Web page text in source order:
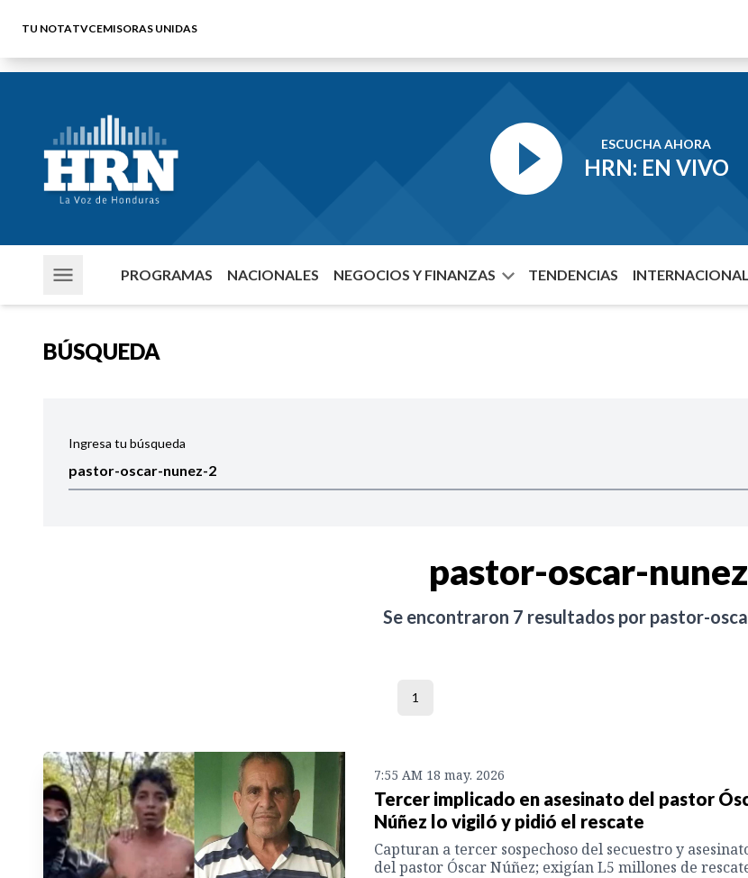
TU NOTATVCEMISORAS UNIDAS
ESCUCHA AHORA
HRN: EN VIVO
PROGRAMAS NACIONALES NEGOCIOS Y FINANZAS TENDENCIAS
BÚSQUEDA
Ingresa tu búsqueda
pastor-oscar-
Se encontraron 7 resultados por pastor-
1
7:55 AM 18 may. 2026
Tercer implicado en asesinato del pastor
Núñez lo vigiló y pidió el rescate
Capturan a tercer sospechoso del secuestro y
del pastor Óscar Núñez; exigían L5 millones de